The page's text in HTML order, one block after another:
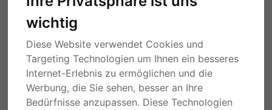
wichtig
Diese Website verwendet Cookies und
Targeting Technologien um Ihnen ein besseres
Internet-Erlebnis zu ermöglichen und die
Werbung, die Sie sehen, besser an Ihre
Bedürfnisse anzupassen. Diese Technologien